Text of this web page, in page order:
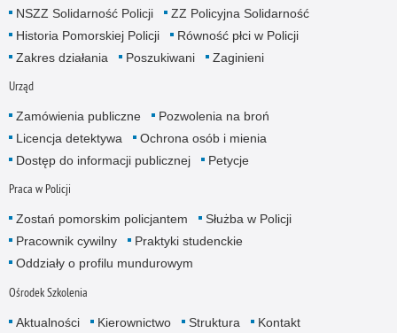
NSZZ Solidarność Policji
ZZ Policyjna Solidarność
Historia Pomorskiej Policji
Równość płci w Policji
Zakres działania
Poszukiwani Zaginieni
Urząd
Zamówienia publiczne
Pozwolenia na broń
Licencja detektywa
Ochrona osób i mienia
Dostęp do informacji publicznej
Petycje
Praca w Policji
Zostań pomorskim policjantem
Służba w Policji
Pracownik cywilny
Praktyki studenckie
Oddziały o profilu mundurowym
Ośrodek Szkolenia
Aktualności Kierownictwo Struktura Kontakt